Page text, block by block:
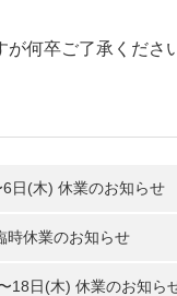
何卒ご了承くださ
日(木) 休業のお知らせ
時休業のお知らせ
18日(木) 休業のお知ら